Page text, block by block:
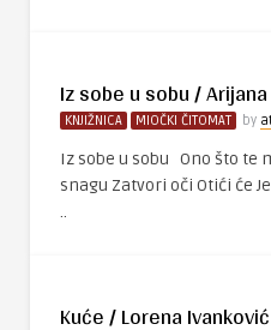
Iz sobe u sobu /
KNJIŽNICA MIOČKI ČITOMAT by
Iz sobe u sobu Ono što te
snagu Zatvori oči Otići će
..
Kuće / Lorena Ivanković